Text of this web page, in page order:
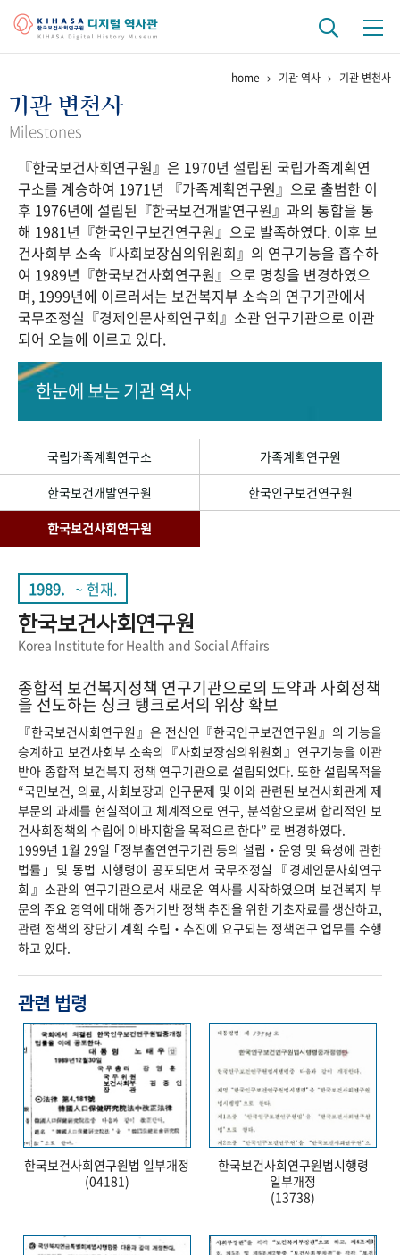
걸어온 길 기관 변천사
연구 역사
정책과 연구 키워드로 보는 연구 역사
연구자들
간행물 변천사
기록물 아카이브
사진 아카이브 문서 기록물 행정박물 영상 기록물
50+1 주년 기념
세계와 함께 한 KIHASA
VR 역사관
home 기관 역사 기관 변천사
기관 변천사
Milestones
『한국보건사회연구원』은 1970년 설립된 국립가족계획연
구소를 계승하여 1971년 『가족계획연구원』으로 출범한 이
후 1976년에 설립된『한국보건개발연구원』과의 통합을 통
해 1981년『한국인구보건연구원』으로 발족하였다. 이후 보
건사회부 소속『사회보장심의위원회』의 연구기능을 흡수하
여 1989년『한국보건사회연구원』으로 명칭을 변경하였으
며, 1999년에 이르러서는 보건복지부 소속의 연구기관에서
국무조정실『경제인문사회연구회』소관 연구기관으로 이관
되어 오늘에 이르고 있다.
한눈에 보는기관 역사
국립가족계획연구소
가족계획연구원
한국보건개발연구원
한국인구보건연구원
한국보건사회연구원
1989. ~ 현재.
한국보건사회연구원
Korea Institute for Health and Social Affairs
종합적 보건복지정책 연구기관으로의 도약과 사회정책
을 선도하는 싱크 탱크로서의 위상 확보
『한국보건사회연구원』은 전신인『한국인구보건연구원』의 기능을
승계하고 보건사회부 소속의『사회보장심의위원회』연구기능을 이관
받아 종합적 보건복지 정책 연구기관으로 설립되었다. 또한 설립목적을
“국민보건, 의료, 사회보장과 인구문제 및 이와 관련된 보건사회관계 제
부문의 과제를 현실적이고 체계적으로 연구, 분석함으로써 합리적인 보
건사회정책의 수립에 이바지함을 목적으로 한다” 로 변경하였다.
1999년 1월 29일 ｢정부출연연구기관 등의 설립‧운영 및 육성에 관한
법률｣ 및 동법 시행령이 공포되면서 국무조정실『경제인문사회연구
회』소관의 연구기관으로서 새로운 역사를 시작하였으며 보건복지 부
문의 주요 영역에 대해 증거기반 정책 추진을 위한 기초자료를 생산하고,
관련 정책의 장단기 계획 수립‧추진에 요구되는 정책연구 업무를 수행
하고 있다.
관련 법령
한국보건사회연구원법 일부개정
(04181)
한국보건사회연구원법시행령
일부개정
(13738)